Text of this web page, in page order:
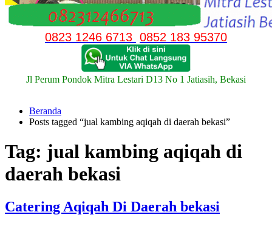
0823 1246 6713 0852 183 95370
Jl Perum Pondok Mitra Lestari D13 No 1 Jatiasih, Bekasi
Beranda
Posts tagged “jual kambing aqiqah di daerah bekasi”
Tag: jual kambing aqiqah di
daerah bekasi
Catering Aqiqah Di Daerah bekasi